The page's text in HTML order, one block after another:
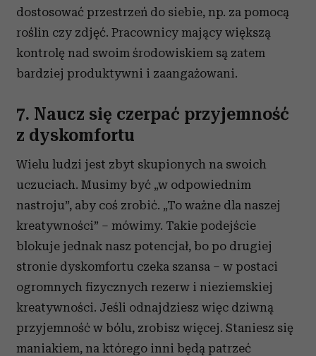
dostosować przestrzeń do siebie, np. za pomocą
roślin czy zdjęć. Pracownicy mający większą
kontrolę nad swoim środowiskiem są zatem
bardziej produktywni i zaangażowani.
7. Naucz się czerpać przyjemność
z dyskomfortu
Wielu ludzi jest zbyt skupionych na swoich
uczuciach. Musimy być „w odpowiednim
nastroju”, aby coś zrobić. „To ważne dla naszej
kreatywności” – mówimy. Takie podejście
blokuje jednak nasz potencjał, bo po drugiej
stronie dyskomfortu czeka szansa – w postaci
ogromnych fizycznych rezerw i nieziemskiej
kreatywności. Jeśli odnajdziesz więc dziwną
przyjemność w bólu, zrobisz więcej. Staniesz się
maniakiem, na którego inni będą patrzeć